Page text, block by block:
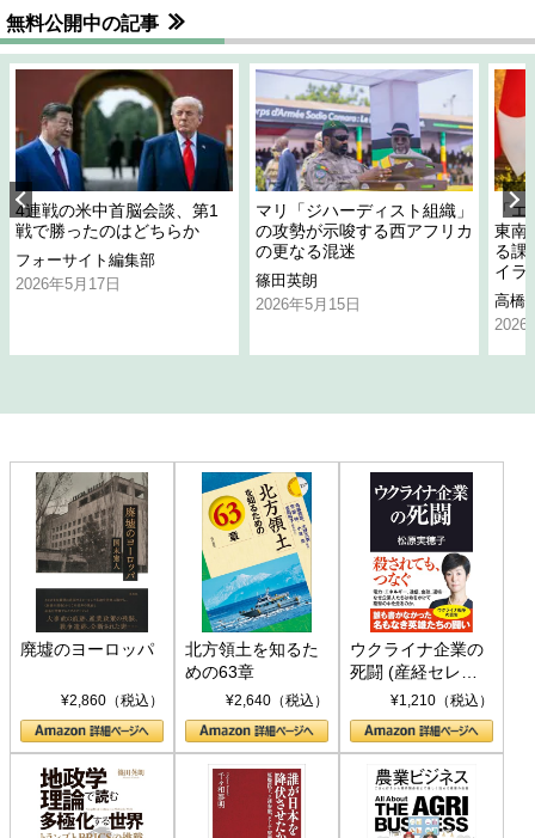
無料公開中の記事
4連戦の米中首脳会談、第1
戦で勝ったのはどちらか
フォーサイト編集部
2026年5月17日
マリ「ジハーディスト組織」
の攻勢が示唆する西アフリカ
の更なる混迷
篠田英朗
2026年5月15日
「
東南
る課
イラ
高橋
2026
廃墟のヨーロッパ
¥2,860（税込）
北方領土を知るた
めの63章
¥2,640（税込）
ウクライナ企業の
死闘 (産経セレク
ト S 039)¥1,210（税込）